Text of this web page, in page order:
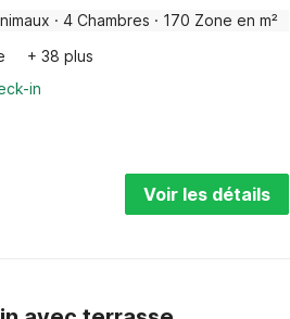
· 4 Chambres · 170 Zone en m²
+ 38 plus
in
Voir les détails